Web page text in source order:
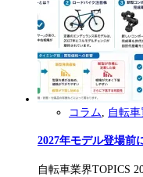
コラム 自転
2027年モデル登場前
自転車業界TOPICS